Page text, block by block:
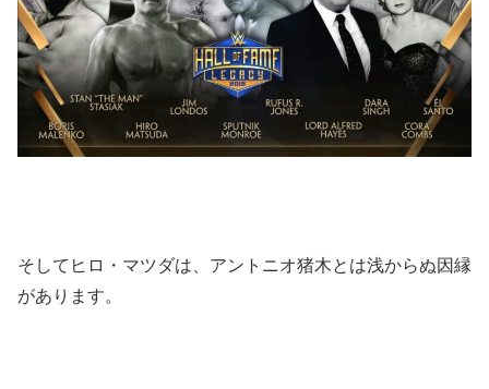
そしてヒロ・マツダは、アントニオ猪木とは浅からぬ因縁
があります。